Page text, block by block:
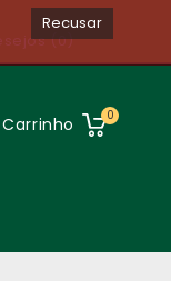
(0)
Carrinho 0
Recusar